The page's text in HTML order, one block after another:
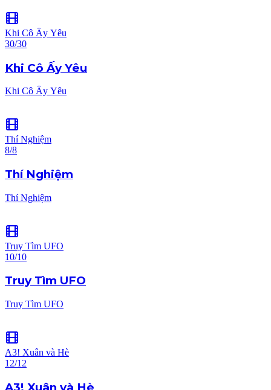
Khi Cô Ấy Yêu
30/30
Khi Cô Ấy Yêu
Khi Cô Ấy Yêu
Thí Nghiệm
8/8
Thí Nghiệm
Thí Nghiệm
Truy Tìm UFO
10/10
Truy Tìm UFO
Truy Tìm UFO
A3! Xuân và Hè
12/12
A3! Xuân và Hè